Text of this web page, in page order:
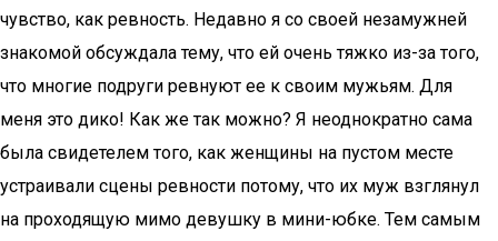
чувство, как ревность. Недавно я со своей незамужней
знакомой обсуждала тему, что ей очень тяжко из-за того,
что многие подруги ревнуют ее к своим мужьям. Для
меня это дико! Как же так можно? Я неоднократно сама
была свидетелем того, как женщины на пустом месте
устраивали сцены ревности потому, что их муж взглянул
на проходящую мимо девушку в мини-юбке. Тем самым